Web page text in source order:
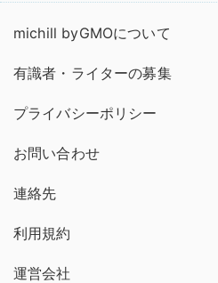
michill byGMOについて
有識者・ライターの募集
プライバシーポリシー
お問い合わせ
連絡先
利用規約
運営会社